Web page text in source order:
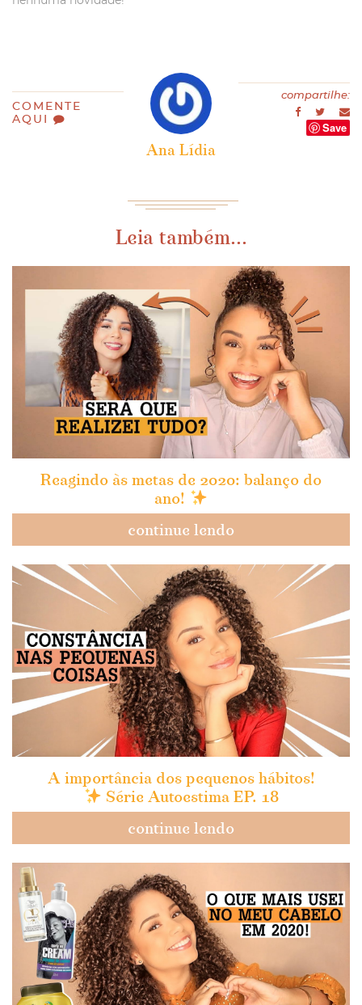
COMENTE
AQUI
Ana Lídia
compartilhe:
Save
Leia também...
Reagindo às metas de 2020: balanço do
ano!
continue lendo
A importância dos pequenos hábitos!
Série Autoestima EP. 18
continue lendo